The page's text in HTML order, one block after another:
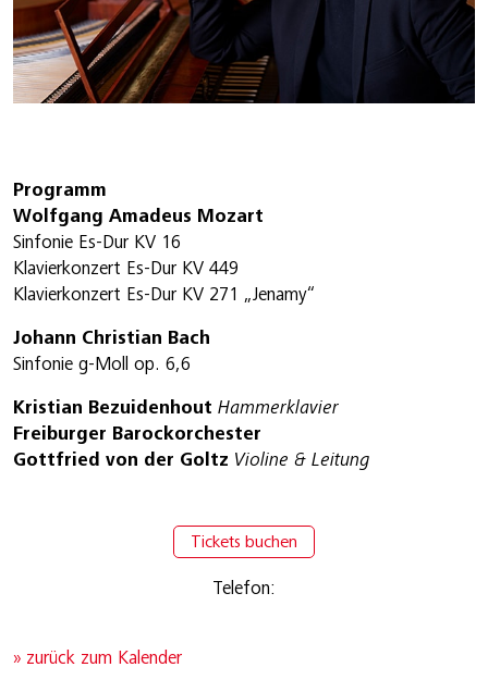
Programm
Wolfgang Amadeus Mozart
Sinfonie Es-Dur KV 16
Klavierkonzert Es-Dur KV 449
Klavierkonzert Es-Dur KV 271 „Jenamy“
Johann Christian Bach
Sinfonie g-Moll op. 6,6
Kristian Bezuidenhout Hammerklavier
Freiburger Barockorchester
Gottfried von der Goltz Violine & Leitung
Tickets buchen
Telefon:
» zurück zum Kalender